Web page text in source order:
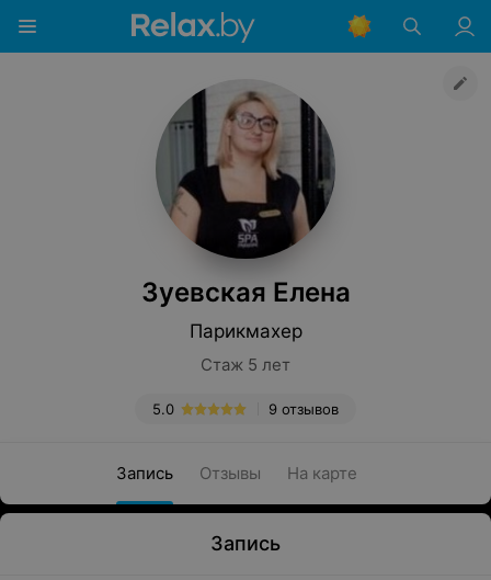
Зуевская Елена
Парикмахер
Стаж 5 лет
9 отзывов
5.0
Запись Отзывы На карте
Запись